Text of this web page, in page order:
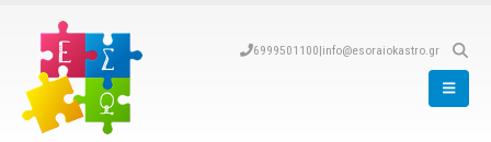
6999501100|info@esoraiokastro.gr